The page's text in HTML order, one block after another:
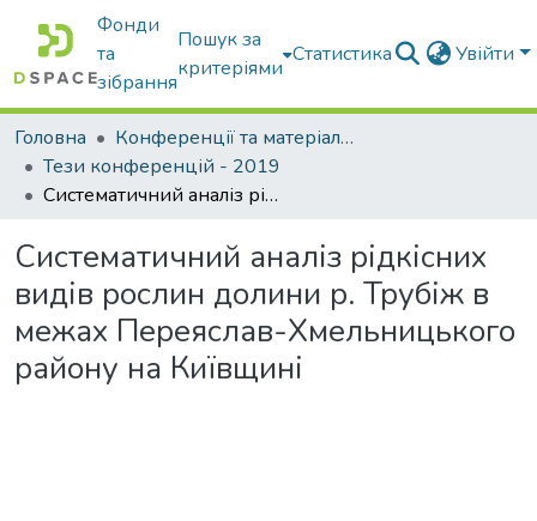
Фонди
та
зібрання
Пошук за
критеріями
Статистика Увійти
Головна
Конференції та матеріали конференцій
Тези конференцій - 2019
Cистематичний аналіз рідкісних видів рослин долини р. Трубіж в межах Переяслав-Хмельницького району на Київщині
Cистематичний аналіз рідкісних
видів рослин долини р. Трубіж в
межах Переяслав-Хмельницького
району на Київщині